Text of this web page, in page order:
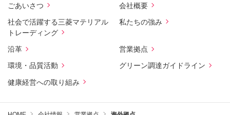
ごあいさつ 会社概要
社会で活躍する三菱マテリアル
トレーディング
私たちの強み
沿革 営業拠点
環境・品質活動 グリーン調達ガイドライン
健康経営への取り組み